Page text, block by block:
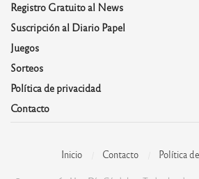
Registro Gratuito al News
Suscripción al Diario Papel
Juegos
Sorteos
Política de privacidad
Contacto
Inicio Contacto Política